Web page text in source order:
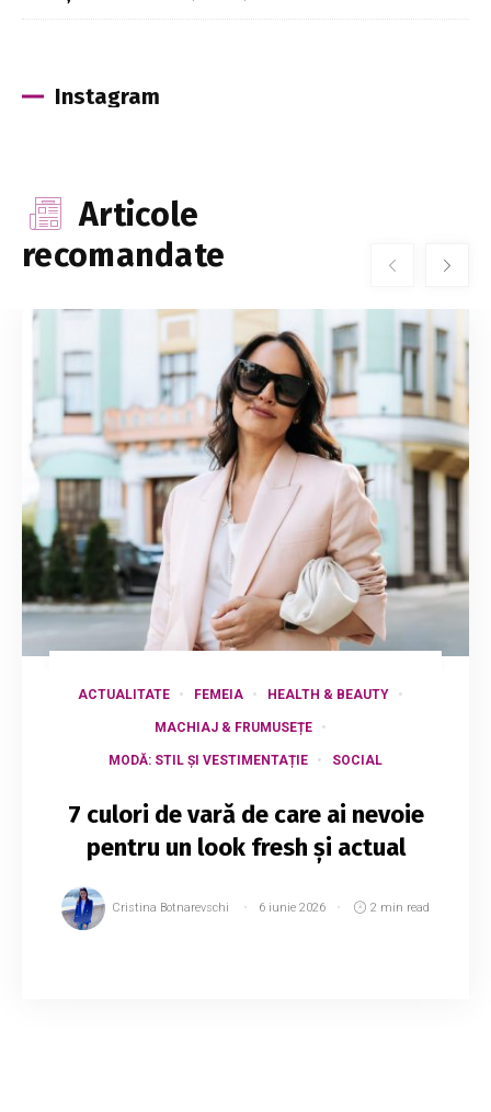
Instagram
Articole
recomandate
ACTUALITATE FEMEIA HEALTH & BEAUTY
MACHIAJ & FRUMUSEȚE
MODĂ: STIL ȘI VESTIMENTAȚIE SOCIAL
7 culori de vară de care ai nevoie
pentru un look fresh și actual
Cristina Botnarevschi 6 iunie 2026 2 min read